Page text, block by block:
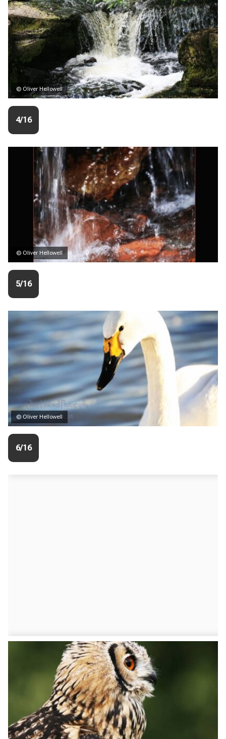
© Oliver Hellowell
4/16
© Oliver Hellowell
5/16
© Oliver Hellowell
6/16